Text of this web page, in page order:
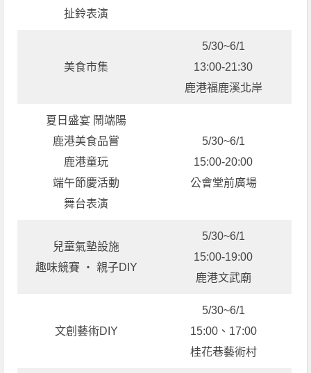
扯鈴表演
美食市集
5/30~6/1
13:00-21:30
鹿港福鹿溪北岸
夏日盛宴 鬧端陽
鹿港美食品嘗
鹿港童玩
端午節慶活動
舞台表演
5/30~6/1
15:00-20:00
公會堂前廣場
兒童氣墊設施
趣味競賽 ‧ 親子DIY
5/30~6/1
15:00-19:00
鹿港文武廟
文創藝術DIY
5/30~6/1
15:00、17:00
桂花巷藝術村